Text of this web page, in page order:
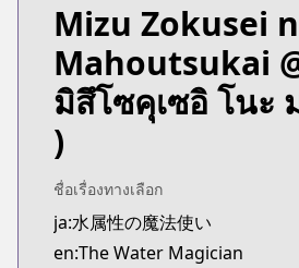
Official Raw
Official Raw
https://to-corona-ex.com/
Kitsu
MangaUpdates
MangaUpdates
https://
novelUpdates
Mizu Zokusei
Mahoutsukai
มิสึโซคุเซอิ โนะ
)
ชื่อเรื่องทางเลือก
ja:水属性の魔法使い
en:The Water Magician